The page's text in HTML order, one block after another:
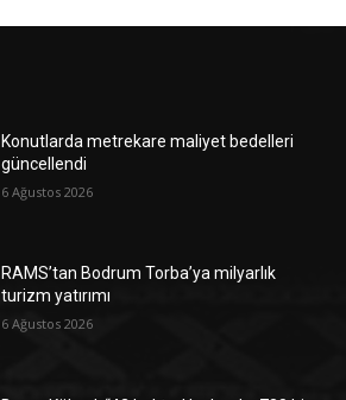
Konutlarda metrekare maliyet bedelleri
güncellendi
6 Ağustos 2026
RAMS’tan Bodrum Torba’ya milyarlık
turizm yatırımı
6 Ağustos 2026